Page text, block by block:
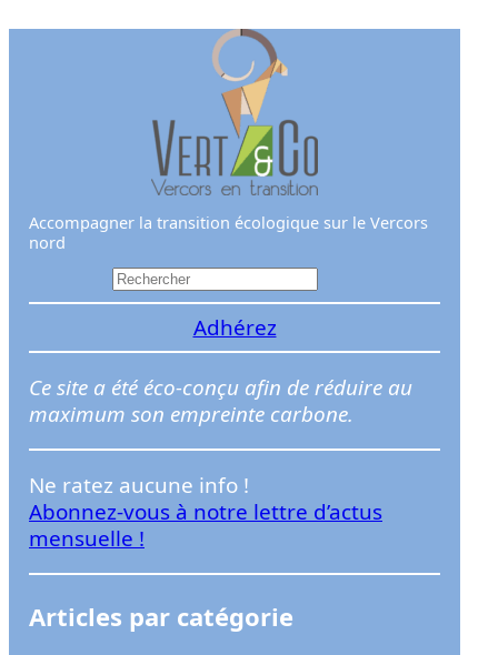
Accompagner la transition écologique sur le Vercors
nord
e
h
e
r
e
r
Adhérez
Ce site a été éco-conçu afin de réduire au
maximum son empreinte carbone.
Ne ratez aucune info !
Abonnez-vous à notre lettre d’actus
mensuelle !
Articles par catégorie